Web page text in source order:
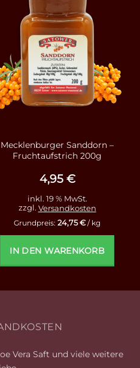
Mecklenburger Sanddorn –
Fruchtaufstrich 200g
4,95 €
inkl. 19 % MwSt.
zzgl. Versandkosten
Grundpreis:24,75€/ kg
IN DEN WARENKORB
Vera Saft und viele weitere